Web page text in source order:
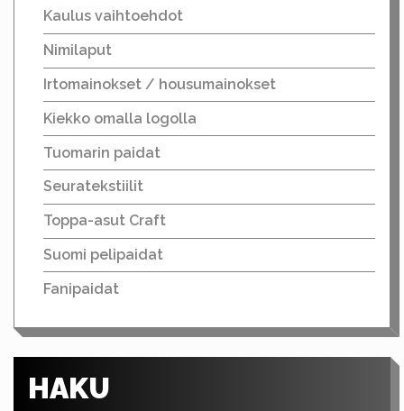
Kaulus vaihtoehdot
Nimilaput
Irtomainokset / housumainokset
Kiekko omalla logolla
Tuomarin paidat
Seuratekstiilit
Toppa-asut Craft
Suomi pelipaidat
Fanipaidat
HAKU